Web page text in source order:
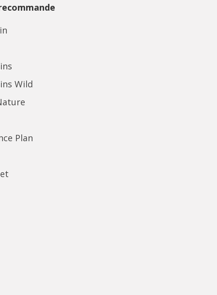
Wild
Plan